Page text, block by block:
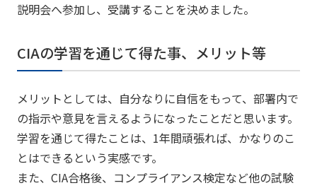
説明会へ参加し、受講することを決めました。
CIAの学習を通じて得た事、メリット等
メリットとしては、自分なりに自信をもって、部署内で
の指示や意見を言えるようになったことだと思います。
学習を通じて得たことは、1年間頑張れば、かなりのこ
とはできるという実感です。
また、CIA合格後、コンプライアンス検定など他の試験